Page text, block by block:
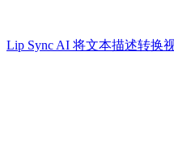
Lip Sync AI 将文本描述转换